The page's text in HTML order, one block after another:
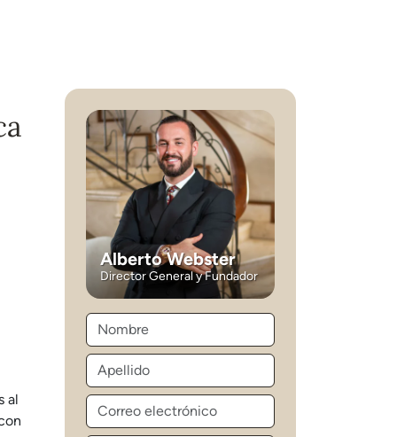
al
Alberto Webster
Director General y Fundador